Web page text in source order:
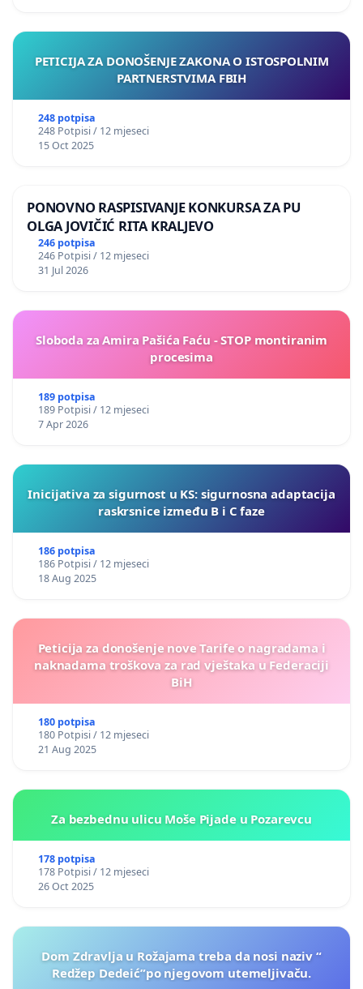
PETICIJA ZA DONOŠENJE ZAKONA O ISTOSPOLNIM
PARTNERSTVIMA FBIH
248 potpisa
248 Potpisi / 12 mjeseci
15 Oct 2025
PONOVNO RASPISIVANJE KONKURSA ZA PU
OLGA JOVIČIĆ RITA KRALJEVO
246 potpisa
246 Potpisi / 12 mjeseci
31 Jul 2026
Sloboda za Amira Pašića Faću - STOP montiranim
procesima
189 potpisa
189 Potpisi / 12 mjeseci
7 Apr 2026
Inicijativa za sigurnost u KS: sigurnosna adaptacija
raskrsnice između B i C faze
186 potpisa
186 Potpisi / 12 mjeseci
18 Aug 2025
Peticija za donošenje nove Tarife o nagradama i
naknadama troškova za rad vještaka u Federaciji
BiH
180 potpisa
180 Potpisi / 12 mjeseci
21 Aug 2025
Za bezbednu ulicu Moše Pijade u Pozarevcu
178 potpisa
178 Potpisi / 12 mjeseci
26 Oct 2025
Dom Zdravlja u Rožajama treba da nosi naziv “
Redžep Dedeić”po njegovom utemeljivaču.